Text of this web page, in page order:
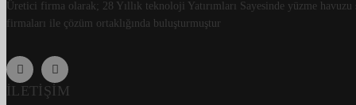
Üretici firma olarak; 28 Yıllık teknoloji Yatırımları Sayesinde yüzme
firmaları ile çözüm ortaklığında buluşturmuştur
İLETIŞIM